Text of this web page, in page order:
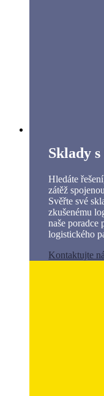
Sklady
Hledáte
zátěž
Svěřte své
zkušenému
naše poradce
logistického
Kontaktujte